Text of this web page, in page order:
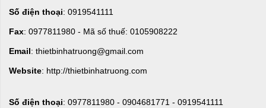
Số điện thoại: 0919541111
Fax: 0977811980 - Mã số thuế: 0105908222
Email: thietbinhatruong@gmail.com
Website: http://thietbinhatruong.com
Số điện thoại: 0977811980 - 0904681771 - 0919541111